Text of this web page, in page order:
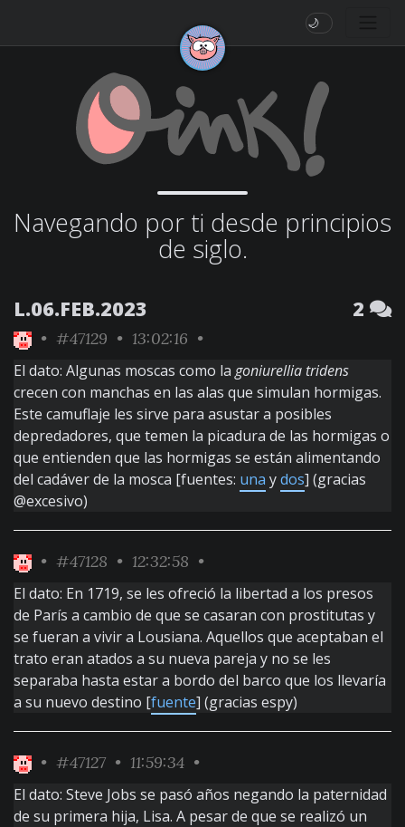
🌙
Navegando por ti desde principios
de siglo.
L.06.FEB.2023 2
• #47129 • 13:02:16 •
El dato: Algunas moscas como la goniurellia tridens
crecen con manchas en las alas que simulan hormigas.
Este camuflaje les sirve para asustar a posibles
depredadores, que temen la picadura de las hormigas o
que entienden que las hormigas se están alimentando
del cadáver de la mosca [fuentes: una ydos] (gracias
@excesivo)
• #47128 • 12:32:58 •
El dato: En 1719, se les ofreció la libertad a los presos
de París a cambio de que se casaran con prostitutas y
se fueran a vivir a Lousiana. Aquellos que aceptaban el
trato eran atados a su nueva pareja y no se les
separaba hasta estar a bordo del barco que los llevaría
a su nuevo destino [fuente] (gracias espy)
• #47127 • 11:59:34 •
El dato: Steve Jobs se pasó años negando la paternidad
de su primera hija, Lisa. A pesar de que se realizó un